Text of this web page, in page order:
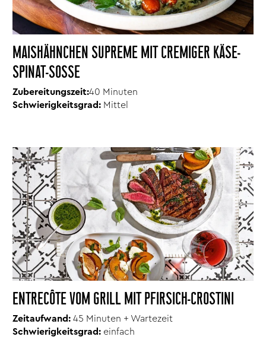
MAISHÄHNCHEN SUPREME MIT CREMIGER KÄSE-
SPINAT-SOSSE
Zubereitungszeit:40 Minuten
Schwierigkeitsgrad: Mittel
ENTRECÔTE VOM GRILL MIT PFIRSICH-CROSTINI
Zeitaufwand: 45 Minuten + Wartezeit
Schwierigkeitsgrad: einfach